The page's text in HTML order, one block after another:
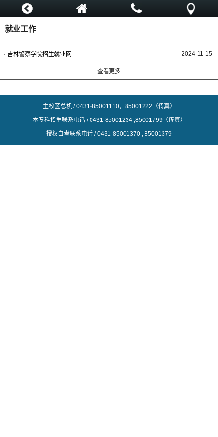
就业工作
· 吉林警察学院招生就业网 2024-11-15
查看更多
主校区总机 / 0431-85001110，85001222（传真）
本专科招生联系电话 / 0431-85001234 ,85001799（传真）
授权自考联系电话 / 0431-85001370 , 85001379